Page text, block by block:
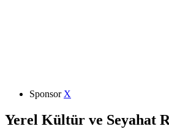
Sponsor X
Yerel Kültür ve Seyahat